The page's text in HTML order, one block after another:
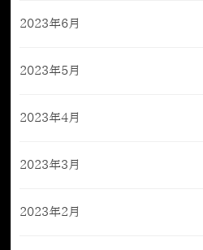
2023年6月
2023年5月
2023年4月
2023年3月
2023年2月